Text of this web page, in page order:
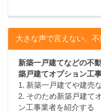
大きな声で言えない、
新築一戸建てなどの不
築戸建てオプション工
1. 新築一戸建てや建売
2. そのため新築戸建て
ン工事業者を紹介する